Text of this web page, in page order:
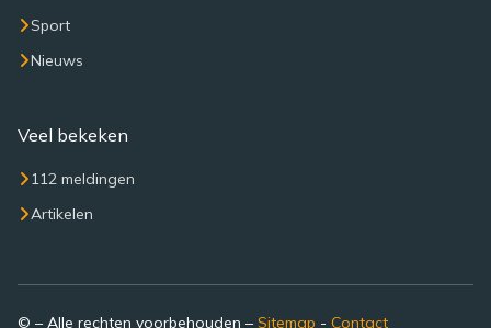
Sport
Nieuws
Veel bekeken
112 meldingen
Artikelen
© – Alle rechten voorbehouden – Sitemap - Contact